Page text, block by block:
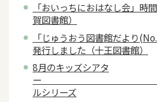
「おいっちにおはなし会」時
賀図書館）
「じゅうおう図書館だより
発行しました（十王図書館）
8月のキッズシアタ
ー 科学漫画
ルシリーズ